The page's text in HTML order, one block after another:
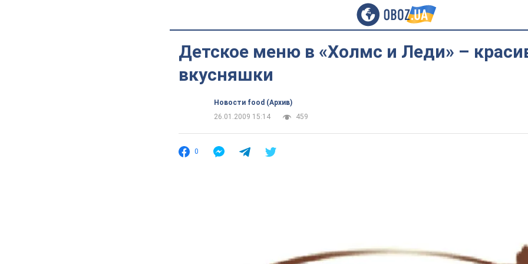
Детское меню в «Холмс и Леди» –
вкусняшки
Новости food (Архив)
26.01.2009 15:14
459
0